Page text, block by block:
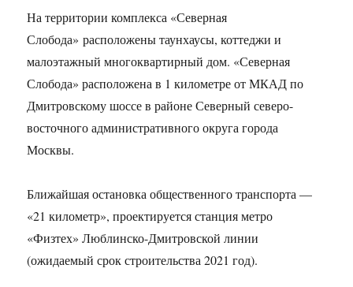
На территории комплекса «Северная
Слобода» расположены таунхаусы, коттеджи и
малоэтажный многоквартирный дом. «Северная
Слобода» расположена в 1 километре от МКАД по
Дмитровскому шоссе в районе Северный северо-
восточного административного округа города
Москвы.
Ближайшая остановка общественного транспорта —
«21 километр», проектируется станция метро
«Физтех» Люблинско-Дмитровской линии
(ожидаемый срок строительства 2021 год).